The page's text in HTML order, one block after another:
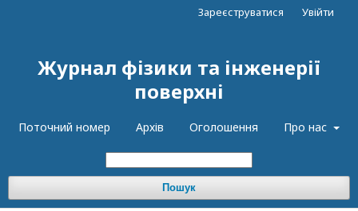
Журнал фізики та інженерії
поверхні
Поточний номер Архів Оголошення Про нас
Пошук
Зареєструватися Увійти